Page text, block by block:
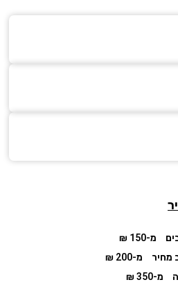
₪
מ-200 ₪